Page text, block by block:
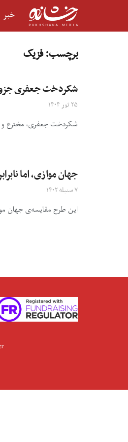
خبر
برچسب:فزیک
شکردخت جعفری
۲۵ ثور ۱۴۰۴
شکردخت جعفری، مخترع و
جهان موازی، اما
۷ سنبله ۱۴۰۲
این طرح مقایسه‌ی جهان